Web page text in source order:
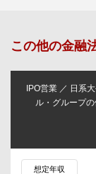
この他の金融
IPO営業 ／ 日系
ル・グループ
想定年収